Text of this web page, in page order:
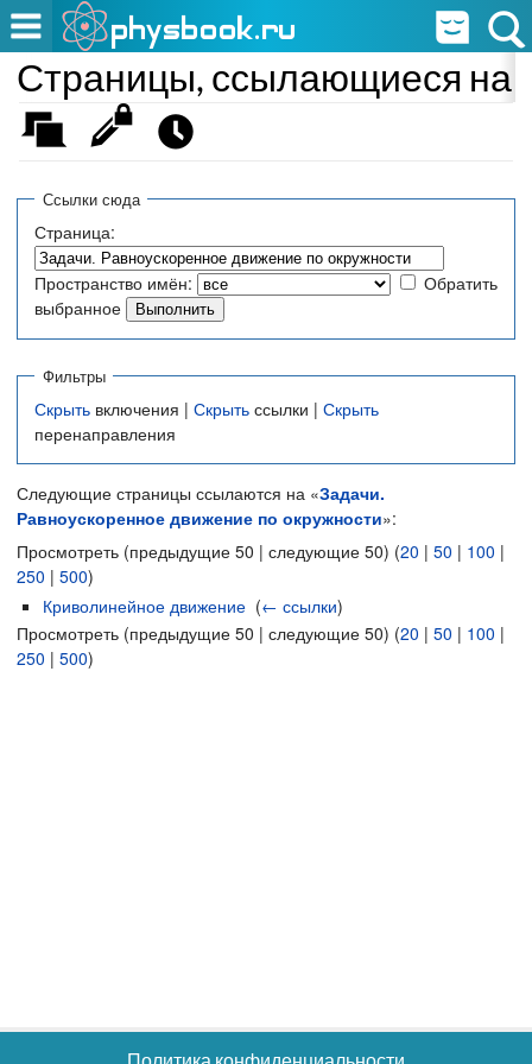
Страницы, ссылающиеся на
Ссылки сюда
Страница:
Пространство имён:
Обратить
выбранное
Фильтры
Скрыть включения | Скрыть ссылки | Скрыть
перенаправления
Следующие страницы ссылаются на «Задачи.
Равноускоренное движение по окружности»:
Просмотреть (предыдущие 50 | следующие 50) (20 | 50 | 100 |
250 | 500)
Криволинейное движение (← ссылки)
Просмотреть (предыдущие 50 | следующие 50) (20 | 50 | 100 |
250 | 500)
Политика конфиденциальности